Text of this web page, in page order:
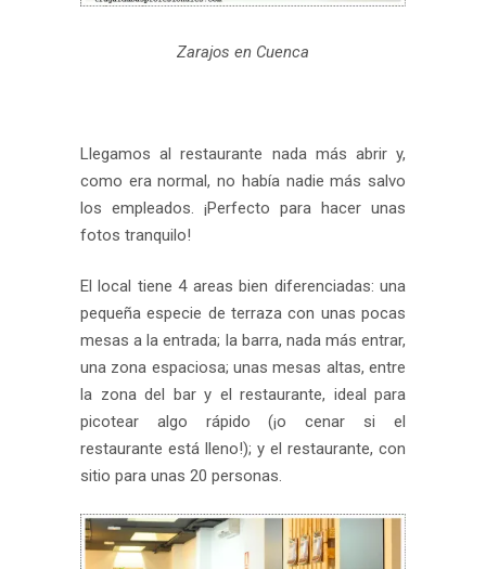
Zarajos en Cuenca
Llegamos al restaurante nada más abrir y,
como era normal, no había nadie más salvo
los empleados. ¡Perfecto para hacer unas
fotos tranquilo!
El local tiene 4 areas bien diferenciadas: una
pequeña especie de terraza con unas pocas
mesas a la entrada; la barra, nada más entrar,
una zona espaciosa; unas mesas altas, entre
la zona del bar y el restaurante, ideal para
picotear algo rápido (¡o cenar si el
restaurante está lleno!); y el restaurante, con
sitio para unas 20 personas.